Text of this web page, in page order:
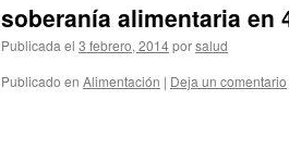
soberanía alimentaria en
Publicada el 3 febrero, 2014porsalud
Publicado en Alimentación | Deja un comentario